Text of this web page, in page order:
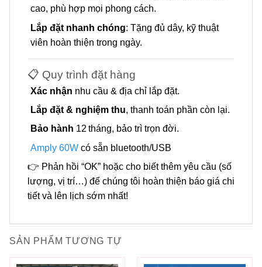
cao, phù hợp mọi phong cách.
Lắp đặt nhanh chóng: Tặng đủ dây, kỹ thuật
viên hoàn thiện trong ngày.
📋 Quy trình đặt hàng
Xác nhận nhu cầu & địa chỉ lắp đặt.
Lắp đặt & nghiệm thu, thanh toán phần còn lại.
Bảo hành 12 tháng, bảo trì trọn đời.
Amply 60Wcó sẵn bluetooth/USB
👉 Phản hồi “OK” hoặc cho biết thêm yêu cầu (số
lượng, vị trí…) để chúng tôi hoàn thiện báo giá chi
tiết và lên lịch sớm nhất!
SẢN PHẨM TƯƠNG TỰ